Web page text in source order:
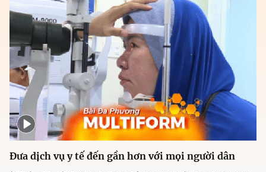
Đưa dịch vụ y tế đến gần hơn với mọi người dân